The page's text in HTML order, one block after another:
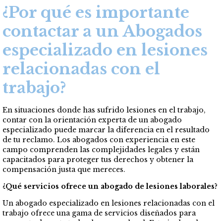
¿Por qué es importante
contactar a un Abogados
especializado en lesiones
relacionadas con el
trabajo?
En situaciones donde has sufrido lesiones en el trabajo,
contar con la orientación experta de un abogado
especializado puede marcar la diferencia en el resultado
de tu reclamo. Los abogados con experiencia en este
campo comprenden las complejidades legales y están
capacitados para proteger tus derechos y obtener la
compensación justa que mereces.
¿Qué servicios ofrece un abogado de lesiones laborales?
Un abogado especializado en lesiones relacionadas con el
trabajo ofrece una gama de servicios diseñados para